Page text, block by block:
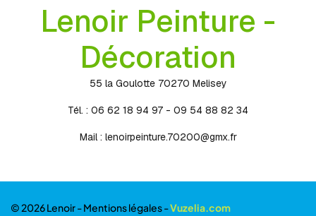
Lenoir Peinture -
Décoration
55 la Goulotte 70270 Melisey
Tél. : 06 62 18 94 97 - 09 54 88 82 34
Mail : lenoirpeinture.70200@gmx.fr
© 2026 Lenoir -Mentions légales-Vuzelia.com